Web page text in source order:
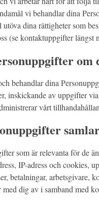
vi behandlar dina
dina rättigheter som
(se kontaktuppgifter längst
om
behandlar dina
inskickande av uppgifter
vårt
som är relevanta för de
IP-adress och
betalningar,
dig av i samband med